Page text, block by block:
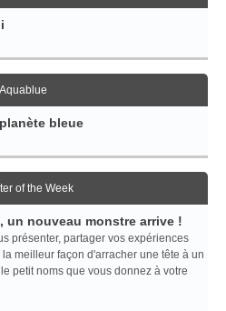
Aquablue
bleue
of the Week
un nouveau monstre arrive !
présenter, partager vos expériences
meilleur façon d'arracher une tête à un
petit noms que vous donnez à votre